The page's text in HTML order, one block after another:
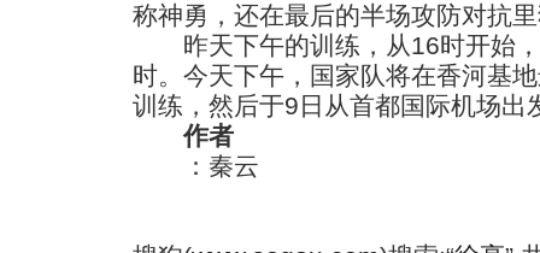
称神勇，还在最后的半场攻防对抗
昨天下午的训练，从16时开始，
时。今天下午，国家队将在香河基
训练，然后于9日从首都国际机场出
作者
：秦云